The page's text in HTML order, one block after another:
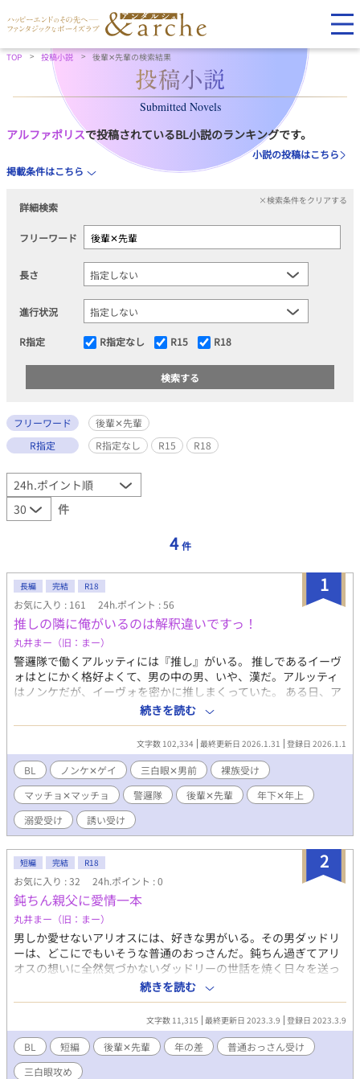
TOP 投稿小説 後輩✕先輩の検索結果
Submitted Novels
アルファポリスで投稿されているBL小説のランキングです。
小説の投稿はこちら
掲載条件はこちら
詳細検索
×検索条件をクリアする
フリーワード
長さ
進行状況
R指定 R指定なし R15 R18
フリーワード
後輩✕先輩
R指定
R指定なし R15 R18
件
4 件
1
長編 完結 R18
お気に入り : 161 24h.ポイント : 56
推しの隣に俺がいるのは解釈違いですっ！
丸井まー（旧：まー）
警邏隊で働くアルッティには『推し』がいる。 推しであるイーヴ
ォはとにかく格好よくて、男の中の男、いや、漢だ。アルッティ
はノンケだが、イーヴォを密かに推しまくっていた。 ある日、ア
ルッティが住んでいた官舎が火事になり、住むところがなくなっ
たアルッティは、イーヴォの申し出で、イーヴォの家で暮らすこ
とになった。 密かに推し活に励むノンケ後輩と後輩を溺愛しまく
っているゲイ先輩のほのぼの同居生活。 三白眼ノンケマッチョ✕
男前ゲイマッチョ。 ※ムーンライトノベルズさんでも公開してお
ります。 ※エロあり回には※をつけております。 ※全３１話。
続きを読む
文字数 102,334 最終更新日 2026.1.31 登録日 2026.1.1
BL ノンケ✕ゲイ 三白眼✕男前
裸族受け
マッチョ✕マッチョ
警邏隊 後輩✕先輩
年下✕年上
溺愛受け
誘い受け
2
短編 完結 R18
お気に入り : 32 24h.ポイント : 0
鈍ちん親父に愛情一本
丸井まー（旧：まー）
男しか愛せないアリオスには、好きな男がいる。その男ダッドリ
ーは、どこにでもいそうな普通のおっさんだ。鈍ちん過ぎてアリ
オスの想いに全然気づかないダッドリーの世話を焼く日々を送っ
ていたある日、ダッドリーの家で酒を飲むことになった。 隠れゲ
イ後輩✕普通のおっさん先輩。 ※ムーンライトノベルズさんでも
続きを読む
文字数 11,315 最終更新日 2023.3.9 登録日 2023.3.9
BL 短編 後輩✕先輩 年の差
普通おっさん受け
三白眼攻め